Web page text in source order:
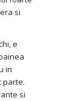
si
e
in
parte.
si